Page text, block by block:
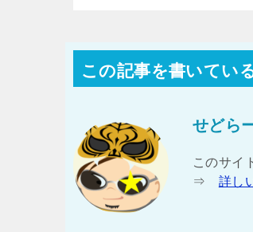
この記事を書いてい
せどら
このサイ
⇒ 詳し